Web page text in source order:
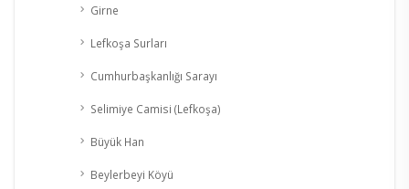
Girne
Lefkoşa Surları
Cumhurbaşkanlığı Sarayı
Selimiye Camisi (Lefkoşa)
Büyük Han
Beylerbeyi Köyü